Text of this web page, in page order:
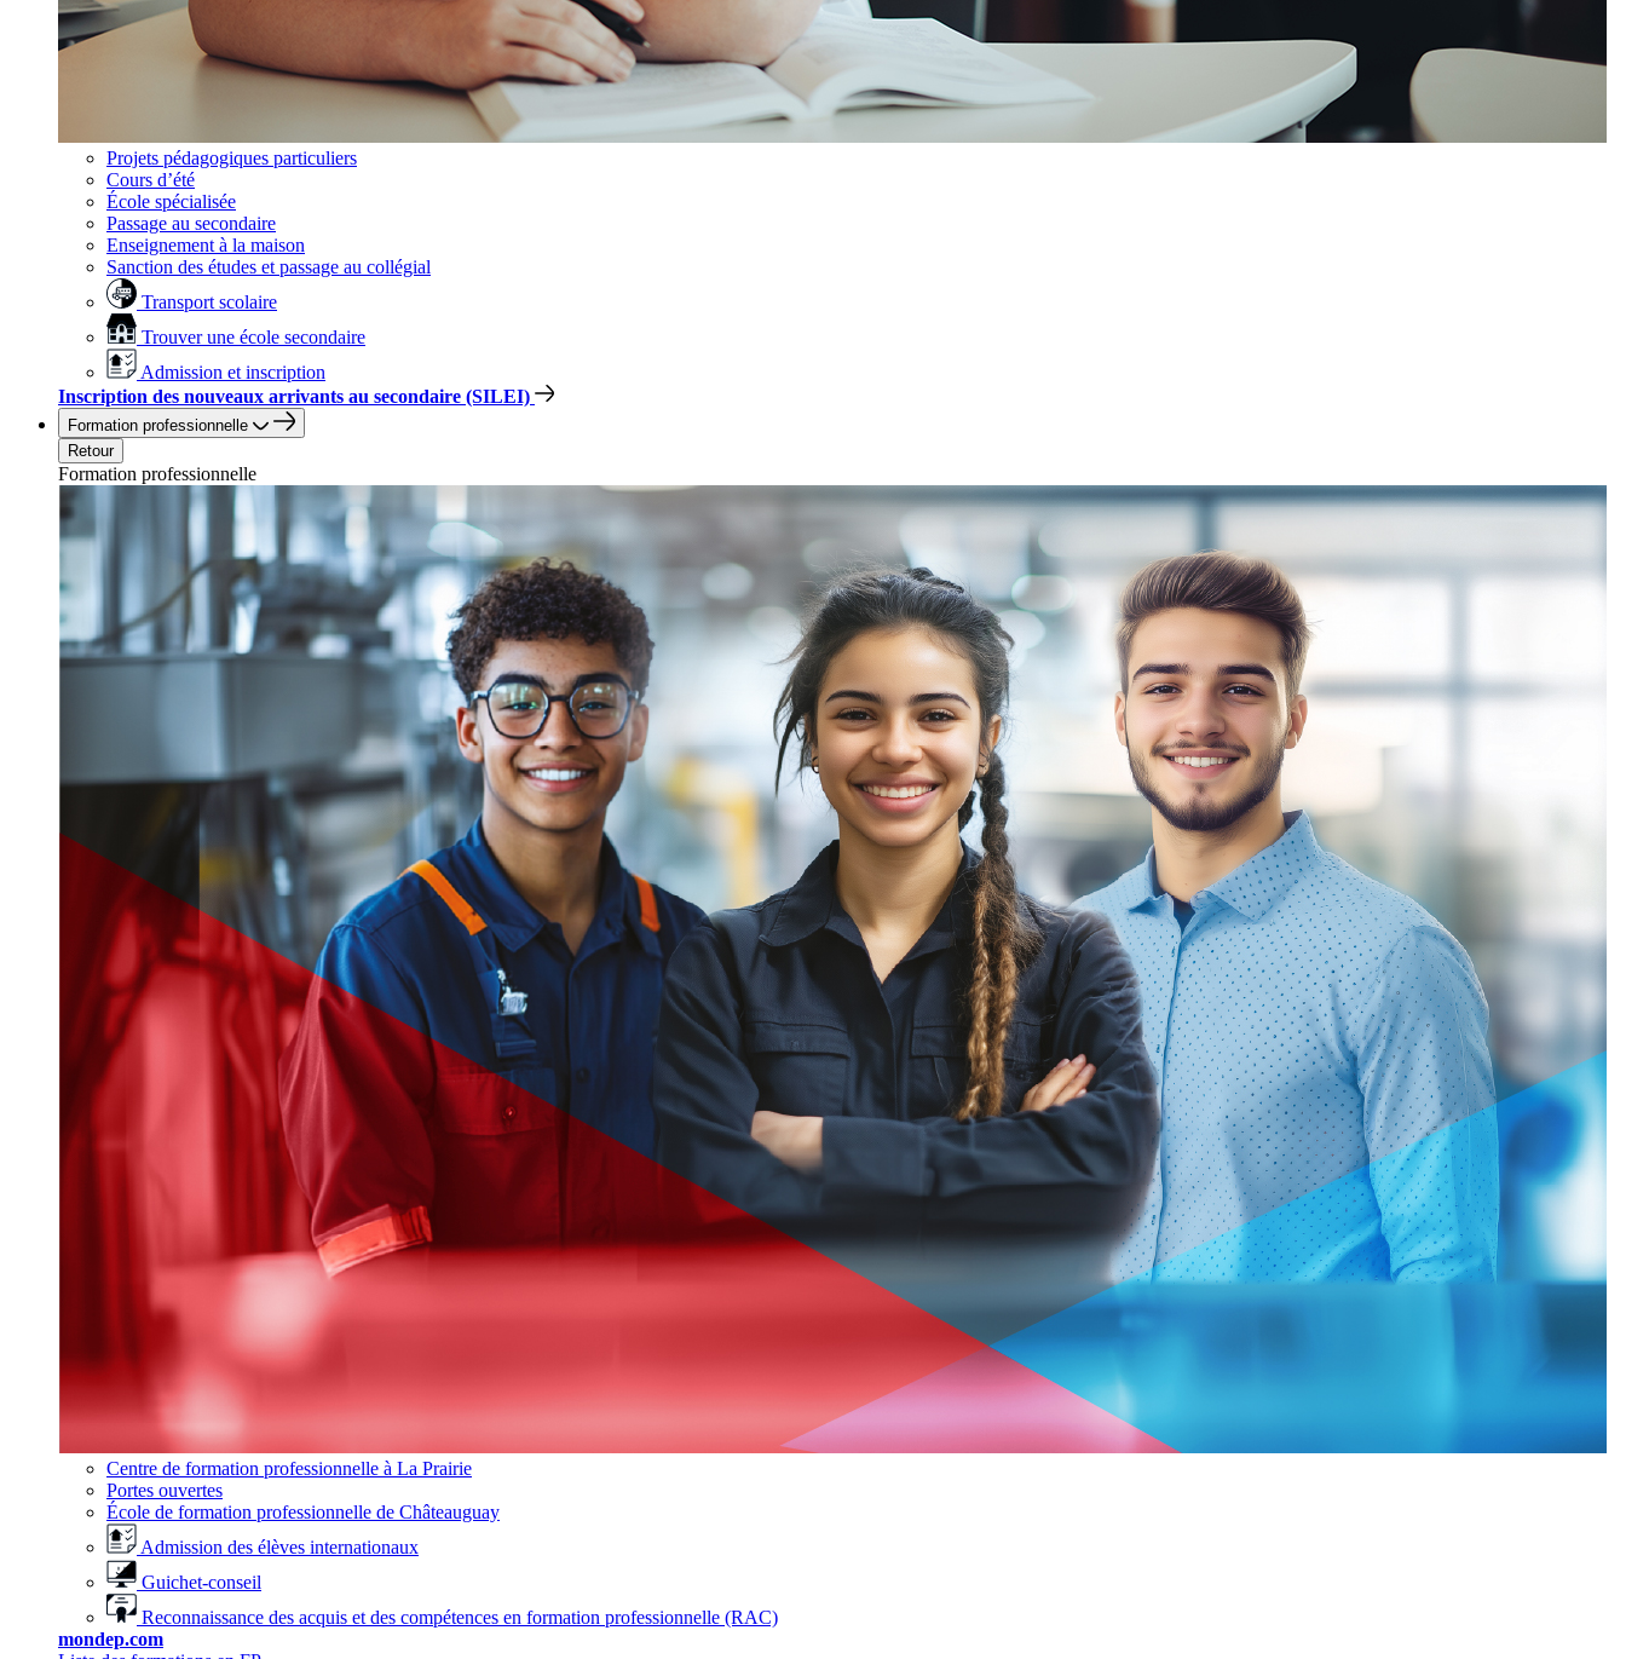
Projets pédagogiques particuliers
Cours d’été
École spécialisée
Passage au secondaire
Enseignement à la maison
Sanction des études et passage au collégial
Transport scolaire
Trouver une école secondaire
Admission et inscription
Inscription des nouveaux arrivants au secondaire (SILEI)
Formation professionnelle
Retour
Formation professionnelle
Centre de formation professionnelle à La Prairie
Portes ouvertes
École de formation professionnelle de Châteauguay
Admission des élèves internationaux
Guichet-conseil
Reconnaissance des acquis et des compétences en formation professionnelle (RAC)
mondep.com